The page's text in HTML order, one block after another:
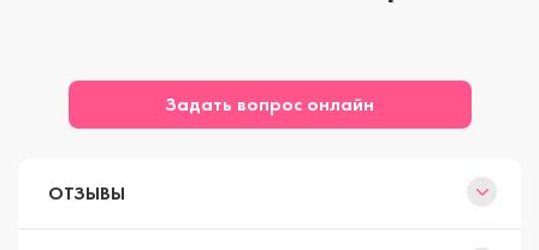
Задать вопрос онлайн
ОТЗЫВЫ